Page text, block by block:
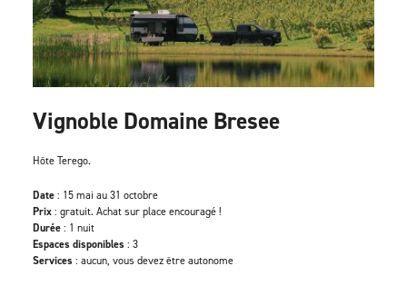
Vignoble Domaine Bresee
Hôte Terego.
Date: 15 mai au 31 octobre
Prix: gratuit. Achat sur place encouragé !
Durée: 1 nuit
Espaces disponibles : 3
Services : aucun, vous devez être autonome